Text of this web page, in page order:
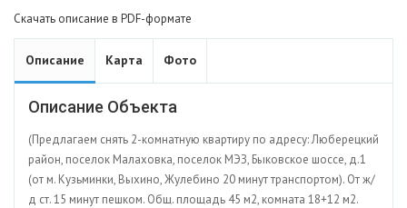
Скачать описание в PDF-формате
Описание Карта Фото
Описание Объекта
(Предлагаем снять 2-комнатную квартиру по адресу: Люберецкий
район, поселок Малаховка, поселок МЭЗ, Быковское шоссе, д.1
(от м. Кузьминки, Выхино, Жулебино 20 минут транспортом). От ж/
д ст. 15 минут пешком. Общ. площадь 45 м2, комната 18+12 м2.